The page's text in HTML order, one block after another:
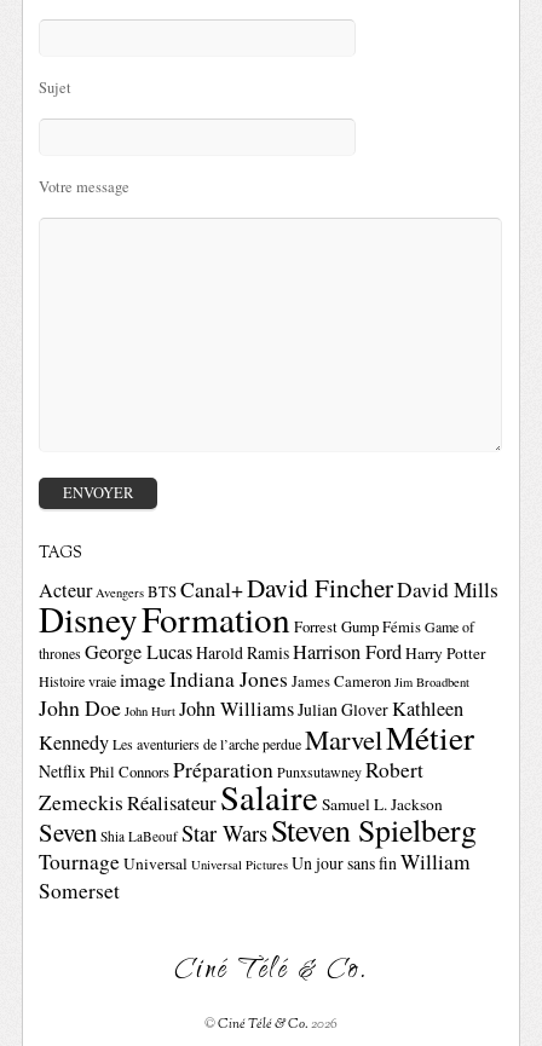
Sujet
Votre message
TAGS
Acteur Avengers BTSCanal+David FincherDavid Mills
DisneyFormationForrest GumpFémis Game of
thrones George LucasHarold RamisHarrison FordHarry Potter
Histoire vraie imageIndiana Jones James Cameron Jim Broadbent
John Doe John Hurt John WilliamsJulian GloverKathleen
Kennedy Les aventuriers de l’arche perdue MarvelMétier
NetflixPhil ConnorsPréparation Punxsutawney Robert
ZemeckisRéalisateurSalaire Samuel L. Jackson
Seven Shia LaBeouf Star WarsSteven Spielberg
TournageUniversal Universal Pictures Un jour sans finWilliam
Somerset
Ciné Télé & Co.
©Ciné Télé & Co.2026